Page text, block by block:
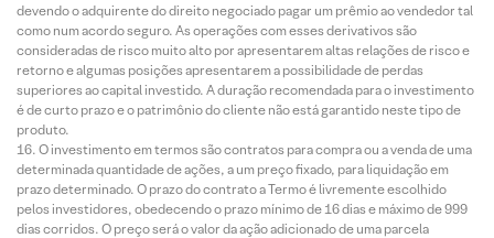
devendo o adquirente do direito negociado pagar um prêmio ao vendedor tal
como num acordo seguro. As operações com esses derivativos são
consideradas de risco muito alto por apresentarem altas relações de risco e
retorno e algumas posições apresentarem a possibilidade de perdas
superiores ao capital investido. A duração recomendada para o investimento
é de curto prazo e o patrimônio do cliente não está garantido neste tipo de
produto.
O investimento em termos são contratos para compra ou a venda de uma
determinada quantidade de ações, a um preço fixado, para liquidação em
prazo determinado. O prazo do contrato a Termo é livremente escolhido
pelos investidores, obedecendo o prazo mínimo de 16 dias e máximo de 999
dias corridos. O preço será o valor da ação adicionado de uma parcela